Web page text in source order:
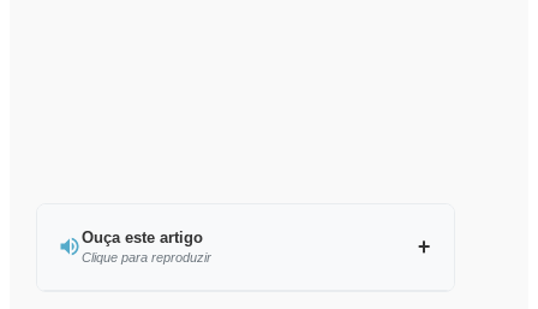
Ouça este artigo
Clique para reproduzir